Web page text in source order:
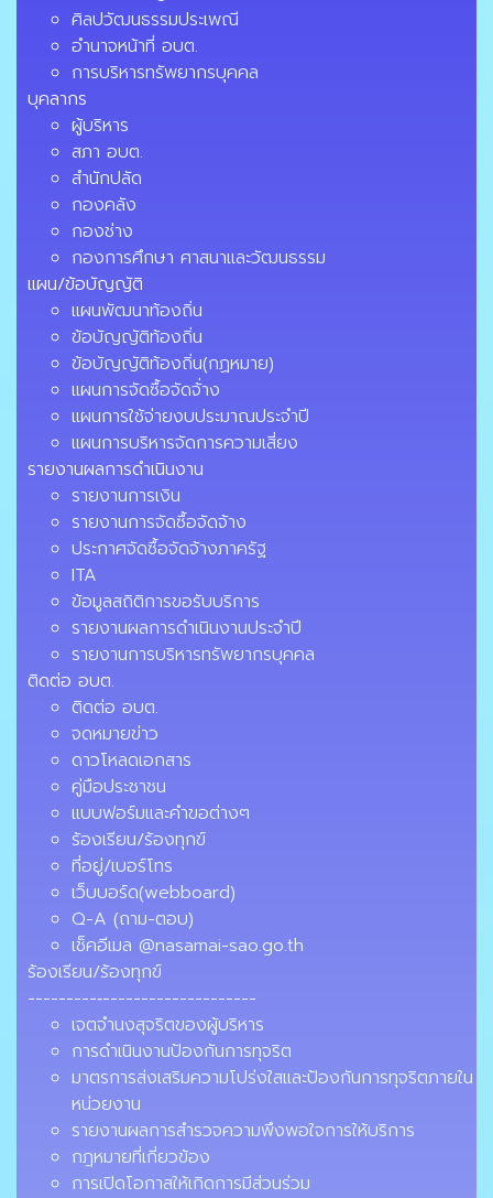
ศิลปวัฒนธรรมประเพณี
อำนาจหน้าที่ อบต.
การบริหารทรัพยากรบุคคล
บุคลากร
ผู้บริหาร
สภา อบต.
สำนักปลัด
กองคลัง
กองช่าง
กองการศึกษา ศาสนาและวัฒนธรรม
แผน/ข้อบัญญัติ
แผนพัฒนาท้องถิ่น
ข้อบัญญัติท้องถิ่น
ข้อบัญญัติท้องถิ่น(กฏหมาย)
แผนการจัดซื้อจัดจ้่าง
แผนการใช้จ่ายงบประมาณประจำปี
แผนการบริหารจัดการความเสี่ยง
รายงานผลการดำเนินงาน
รายงานการเงิน
รายงานการจัดซื้อจัดจ้าง
ประกาศจัดซื้อจัดจ้างภาครัฐ
ITA
ข้อมูลสถิติการขอรับบริการ
รายงานผลการดำเนินงานประจำปี
รายงานการบริหารทรัพยากรบุคคล
ติดต่อ อบต.
ติดต่อ อบต.
จดหมายข่าว
ดาวโหลดเอกสาร
คู่มือประชาชน
แบบฟอร์มและคำขอต่างๆ
ร้องเรียน/ร้องทุกข์
ที่อยู่/เบอร์โทร
เว็บบอร์ด(webboard)
Q-A (ถาม-ตอบ)
เช็คอีเมล @nasamai-sao.go.th
ร้องเรียน/ร้องทุกข์
---------‐--------------------
เจตจำนงสุจริตของผู้บริหาร
การดำเนินงานป้องกันการทุจริต
มาตรการส่งเสริมความโปร่งใสและป้องกันการทุจริตภายใน
หน่วยงาน
รายงานผลการสำรวจความพึงพอใจการให้บริการ
กฎหมายที่เกี่ยวข้อง
การเปิดโอกาสให้เกิดการมีส่วนร่วม